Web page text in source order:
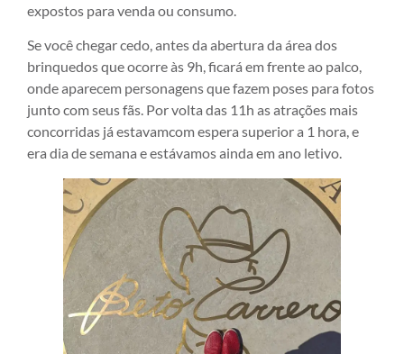
expostos para venda ou consumo.
Se você chegar cedo, antes da abertura da área dos
brinquedos que ocorre às 9h, ficará em frente ao palco,
onde aparecem personagens que fazem poses para fotos
junto com seus fãs. Por volta das 11h as atrações mais
concorridas já estavamcom espera superior a 1 hora, e
era dia de semana e estávamos ainda em ano letivo.